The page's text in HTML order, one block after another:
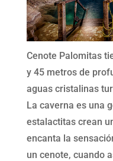
Cenote Palomitas
y 45 metros de
aguas cristalinas
La caverna es una
estalactitas crean
encanta la
un cenote, cuando